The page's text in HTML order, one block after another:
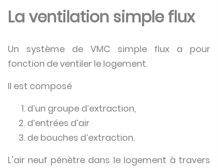
La ventilation simple flux
Un système de VMC simple flux a pour
fonction de ventiler le logement.
Il est composé
d’un groupe d’extraction,
d’entrées d’air
de bouches d’extraction.
L'air neuf pénètre dans le logement à travers